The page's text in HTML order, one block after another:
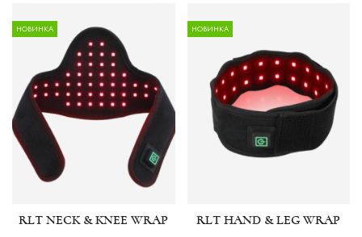
НОВИНКА
RLT NECK & KNEE WRAP
НОВИНКА
RLT HAND & LEG WRAP